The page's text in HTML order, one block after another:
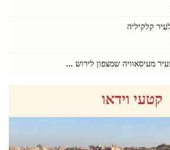
קלקיליה
מעיסאוויה שמצפון לירוש ...
עצי פרי בח'רבת פראסין שממע ...
קטעי וידאו